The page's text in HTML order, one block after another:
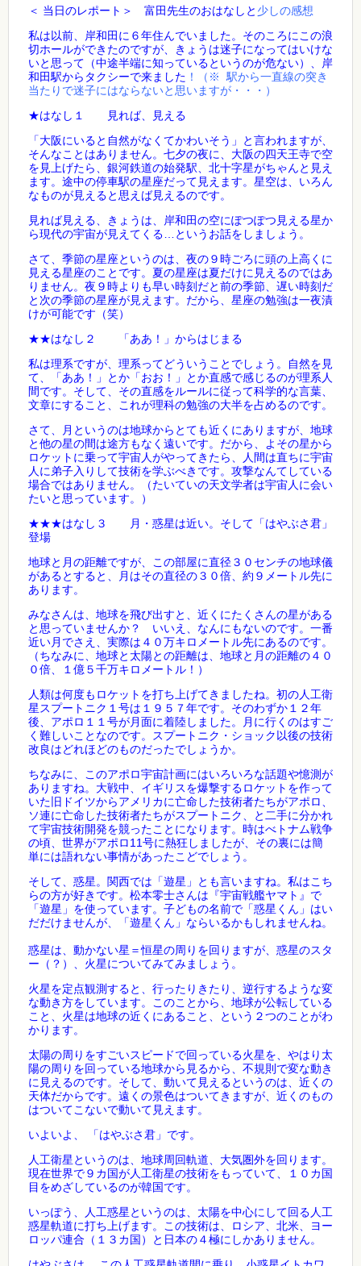
＜ 当日のレポート＞ 富田先生のおはなしと 少しの感想
私は以前、岸和田に６年住んでいました。そのころにこの浪
切ホールができたのですが、きょうは迷子になってはいけな
いと思って（中途半端に知っているというのが危ない）、岸
和田駅からタクシーで来ました ！（※ 駅から一直線の突き
当たりで迷子にはならないと思いますが・・・）
★はなし１ 見れば、見える
「大阪にいると自然がなくてかわいそう」と言われますが、
そんなことはありません。七夕の夜に、大阪の四天王寺で空
を見上げたら、銀河鉄道の始発駅、北十字星がちゃんと見え
ます。途中の停車駅の星座だって見えます。星空は、いろん
なものが見えると思えば見えるのです。
見れば見える、きょうは、岸和田の空にぽつぽつ見える星か
ら現代の宇宙が見えてくる…というお話をしましょう。
さて、季節の星座というのは、夜の９時ごろに頭の上高くに
見える星座のことです。夏の星座は夏だけに見えるのではあ
りません。夜９時よりも早い時刻だと前の季節、遅い時刻だ
と次の季節の星座が見えます。だから、星座の勉強は一夜漬
けが可能です（笑）
★★はなし２ 「ああ！」からはじまる
私は理系ですが、理系ってどういうことでしょう。自然を見
て、「ああ！」とか「おお！」とか直感で感じるのが理系人
間です。そして、その直感をルールに従って科学的な言葉、
文章にすること、これが理科の勉強の大半を占めるのです。
さて、月というのは地球からとても近くにありますが、地球
と他の星の間は途方もなく遠いです。だから、よその星から
ロケットに乗って宇宙人がやってきたら、人間は直ちに宇宙
人に弟子入りして技術を学ぶべきです。攻撃なんてしている
場合ではありません。（たいていの天文学者は宇宙人に会い
たいと思っています。）
★★★はなし３ 月・惑星は近い。そして「はやぶさ君」
登場
地球と月の距離ですが、この部屋に直径３０センチの地球儀
があるとすると、月はその直径の３０倍、約９メートル先に
あります。
みなさんは、地球を飛び出すと、近くにたくさんの星がある
と思っていませんか？ いいえ、なんにもないのです。一番
近い月でさえ、実際は４０万キロメートル先にあるのです。
（ちなみに、地球と太陽との距離は、地球と月の距離の４０
０倍、１億５千万キロメートル！）
人類は何度もロケットを打ち上げてきましたね。初の人工衛
星スプートニク１号は１９５７年です。そのわずか１２年
後、アポロ１１号が月面に着陸しました。月に行くのはすご
く難しいことなのです。スプートニク・ショック以後の技術
改良はどれほどのものだったでしょうか。
ちなみに、このアポロ宇宙計画にはいろいろな話題や憶測が
ありますね。大戦中、イギリスを爆撃するロケットを作って
いた旧ドイツからアメリカに亡命した技術者たちがアポロ、
ソ連に亡命した技術者たちがスプートニク、と二手に分かれ
て宇宙技術開発を競ったことになります。時はべトナム戦争
の頃、世界がアポロ11号に熱狂しましたが、その裏には簡
単には語れない事情があったこどでしょう。
そして、惑星。関西では「遊星」とも言いますね。私はこち
らの方が好きです。松本零士さんは『宇宙戦艦ヤマト』で
「遊星」を使っています。子どもの名前で「惑星くん」はい
だだけませんが、「遊星くん」ならいるかもしれませんね。
惑星は、動かない星＝恒星の周りを回りますが、惑星のスタ
ー（？）、火星についてみてみましょう。
火星を定点観測すると、行ったりきたり、逆行するような変
な動き方をしています。このことから、地球が公転している
こと、火星は地球の近くにあること、という２つのことがわ
かります。
太陽の周りをすごいスピードで回っている火星を、やはり太
陽の周りを回っている地球から見るから、不規則で変な動き
に見えるのです。そして、動いて見えるというのは、近くの
天体だからです。遠くの景色はついてきますが、近くのもの
はついてこないで動いて見えます。
いよいよ、 「はやぶさ君」です。
人工衛星というのは、地球周回軌道、大気圏外を回ります。
現在世界で９カ国が人工衛星の技術をもっていて、１０カ国
目をめざしているのが韓国です。
いっぽう、人工惑星というのは、太陽を中心にして回る人工
惑星軌道に打ち上げます。この技術は、ロシア、北米、ヨー
ロッパ連合（１３カ国）と日本の４極にしかありません。